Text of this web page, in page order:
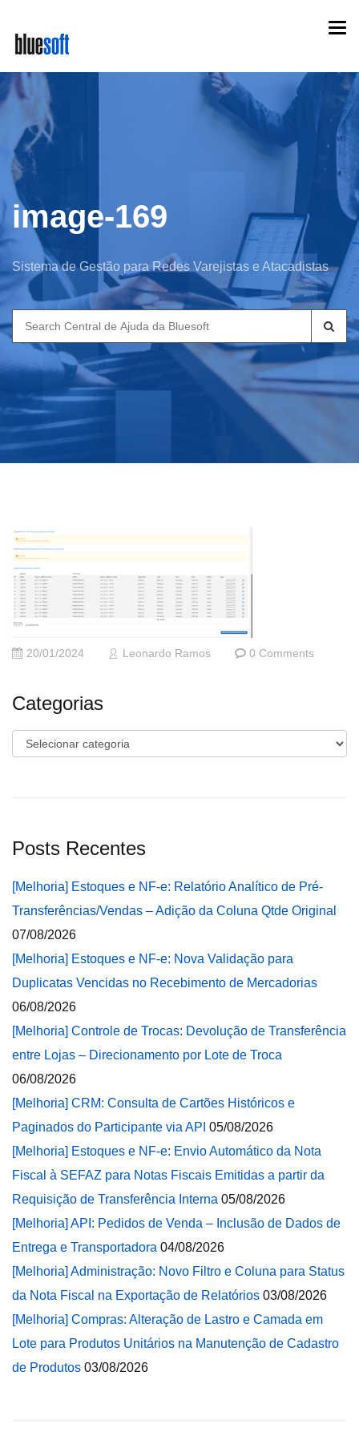
main
content
image-169
Sistema de Gestão para Redes Varejistas e Atacadistas
Search
for:
20/01/2024 Leonardo Ramos 0 Comments
Categorias
Categorias
Posts Recentes
[Melhoria] Estoques e NF-e: Relatório Analítico de Pré-
Transferências/Vendas – Adição da Coluna Qtde Original
07/08/2026
[Melhoria] Estoques e NF-e: Nova Validação para
Duplicatas Vencidas no Recebimento de Mercadorias
06/08/2026
[Melhoria] Controle de Trocas: Devolução de Transferência
entre Lojas – Direcionamento por Lote de Troca
06/08/2026
[Melhoria] CRM: Consulta de Cartões Históricos e
Paginados do Participante via API 05/08/2026
[Melhoria] Estoques e NF-e: Envio Automático da Nota
Fiscal à SEFAZ para Notas Fiscais Emitidas a partir da
Requisição de Transferência Interna 05/08/2026
[Melhoria] API: Pedidos de Venda – Inclusão de Dados de
Entrega e Transportadora 04/08/2026
[Melhoria] Administração: Novo Filtro e Coluna para Status
da Nota Fiscal na Exportação de Relatórios 03/08/2026
[Melhoria] Compras: Alteração de Lastro e Camada em
Lote para Produtos Unitários na Manutenção de Cadastro
de Produtos 03/08/2026